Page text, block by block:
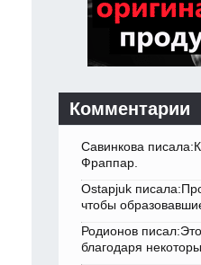
Комментарии
Савинкова
Фраппар.
Ostapjuk
чтобы
Родионов
благодаря